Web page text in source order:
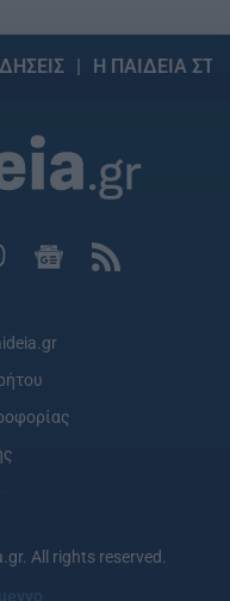
Η ΠΑΙΔΕΙΑ
All rights reserved.